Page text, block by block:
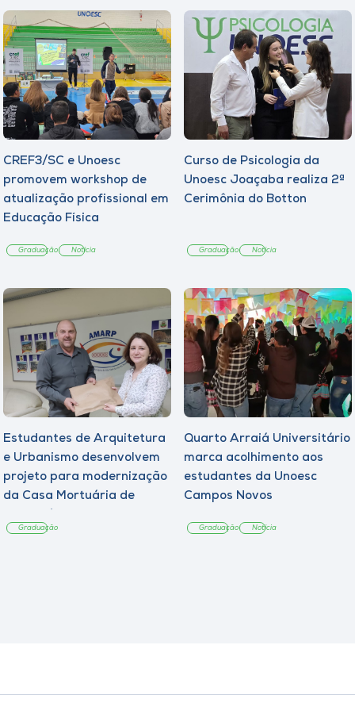
CREF3/SC e Unoesc
promovem workshop de
atualização profissional em
Educação Física
Graduação Notícia
Curso de Psicologia da
Unoesc Joaçaba realiza 2ª
Cerimônia do Botton
Graduação Notícia
Estudantes de Arquitetura
e Urbanismo desenvolvem
projeto para modernização
da Casa Mortuária de
Graduação
Quarto Arraiá Universitário
marca acolhimento aos
estudantes da Unoesc
Campos Novos
Graduação Notícia